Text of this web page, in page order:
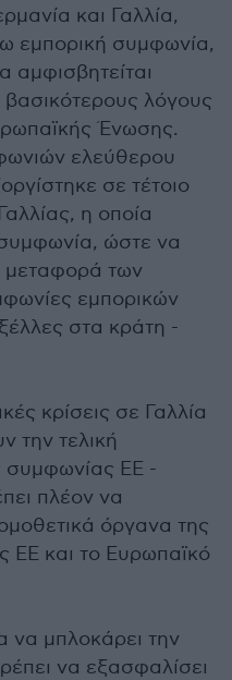
και Γαλλία,
εμπορική συμφωνία,
αμφισβητείται
λόγους
Ένωσης.
ελεύθερου
σε τέτοιο
η οποία
ώστε να
μεταφορά των
εμπορικών
στα κράτη -
κρίσεις σε Γαλλία
την τελική
συμφωνίας ΕΕ -
πλέον να
όργανα της
ΕΕ και το Ευρωπαϊκό
να μπλοκάρει την
να εξασφαλίσει